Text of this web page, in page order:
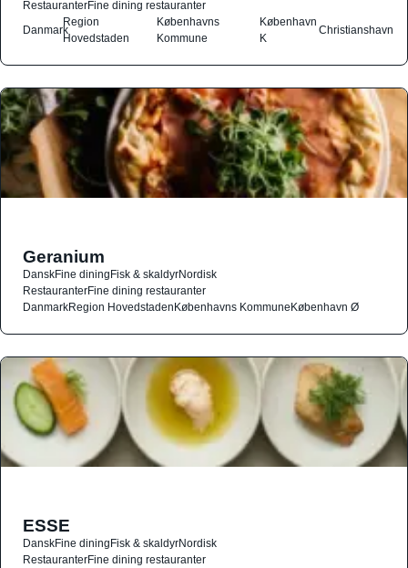
RestauranterFine dining restauranter
Danmark
Region
Hovedstaden
Københavns
Kommune
København
K
Christianshavn
Geranium
DanskFine diningFisk & skaldyrNordisk
RestauranterFine dining restauranter
DanmarkRegion HovedstadenKøbenhavns KommuneKøbenhavn Ø
ESSE
DanskFine diningFisk & skaldyrNordisk
RestauranterFine dining restauranter